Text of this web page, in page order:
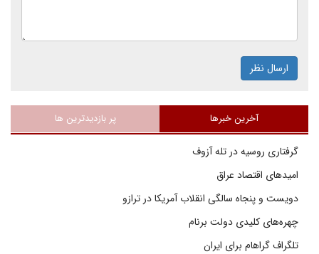
ارسال نظر
آخرین خبرها پر بازدیدترین ها
گرفتاری روسیه در تله آزوف
امیدهای اقتصاد عراق
دویست و پنجاه سالگی انقلاب آمریکا در ترازو
چهره‌های کلیدی دولت برنام
تلگراف گراهام برای ایران